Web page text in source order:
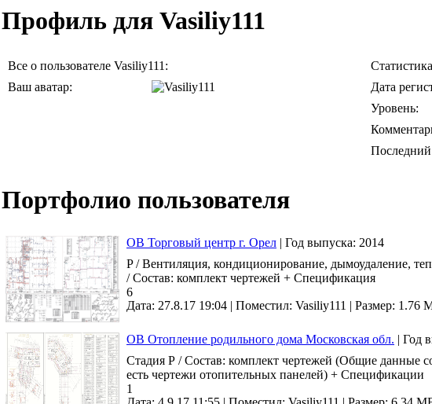
Профиль для Vasiliy111
Все о пользователе Vasiliy111:
Ваш аватар:
Дата
Уровень:
Последний
Портфолио пользователя
ОВ Торговый центр г. Орел | Год выпуска: 2014
P / Вентиляция, кондиционирование, дымоудаление,
/ Состав: комплект чертежей + Спецификация
6
Дата: 27.8.17 19:04 | Поместил: Vasiliy111 | Размер: 1.76
ОВ Отопление родильного дома Московская обл. | Год
Стадия Р / Состав: комплект чертежей (Общие данные
есть чертежи отопительных панелей) + Спецификации
1